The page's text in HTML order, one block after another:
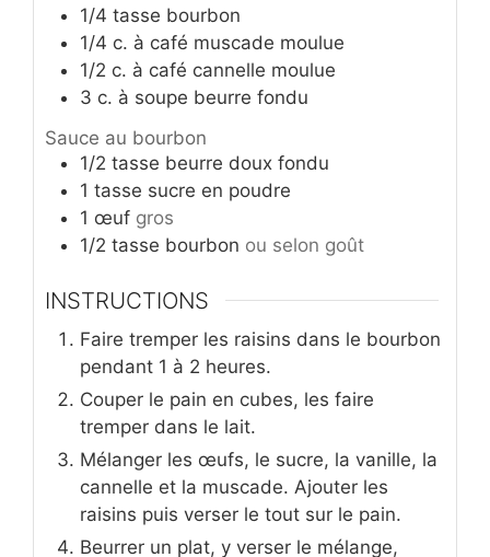
1/4 tasse bourbon
1/4 c. à café muscade moulue
1/2 c. à café cannelle moulue
3 c. à soupe beurre fondu
Sauce au bourbon
1/2 tasse beurre doux fondu
1 tasse sucre en poudre
1 œuf gros
1/2 tasse bourbon ou selon goût
INSTRUCTIONS
Faire tremper les raisins dans le bourbon
pendant 1 à 2 heures.
Couper le pain en cubes, les faire
tremper dans le lait.
Mélanger les œufs, le sucre, la vanille, la
cannelle et la muscade. Ajouter les
raisins puis verser le tout sur le pain.
Beurrer un plat, y verser le mélange,